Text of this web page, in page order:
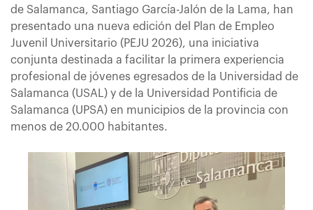
de Salamanca, Santiago García-Jalón de la Lama, han
presentado una nueva edición del Plan de Empleo
Juvenil Universitario (PEJU 2026), una iniciativa
conjunta destinada a facilitar la primera experiencia
profesional de jóvenes egresados de la Universidad de
Salamanca (USAL) y de la Universidad Pontificia de
Salamanca (UPSA) en municipios de la provincia con
menos de 20.000 habitantes.